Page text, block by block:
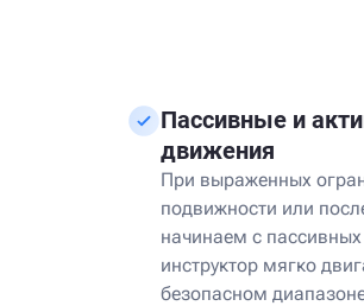
Пассивные и
движения
При выраженных
подвижности или
начинаем с
инструктор мягко
безопасном